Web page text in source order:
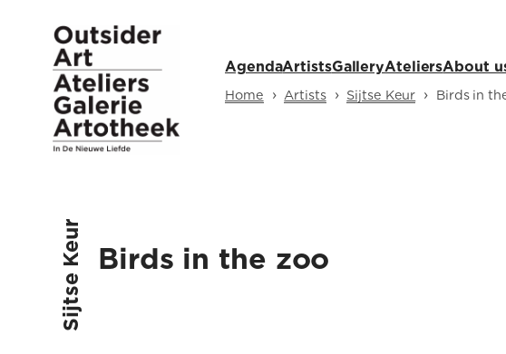
content
AgendaArtistsGalleryAteliersAbout
Home › Artists › Sijtse Keur › Birds in
Sijtse Keur Birds in the zoo